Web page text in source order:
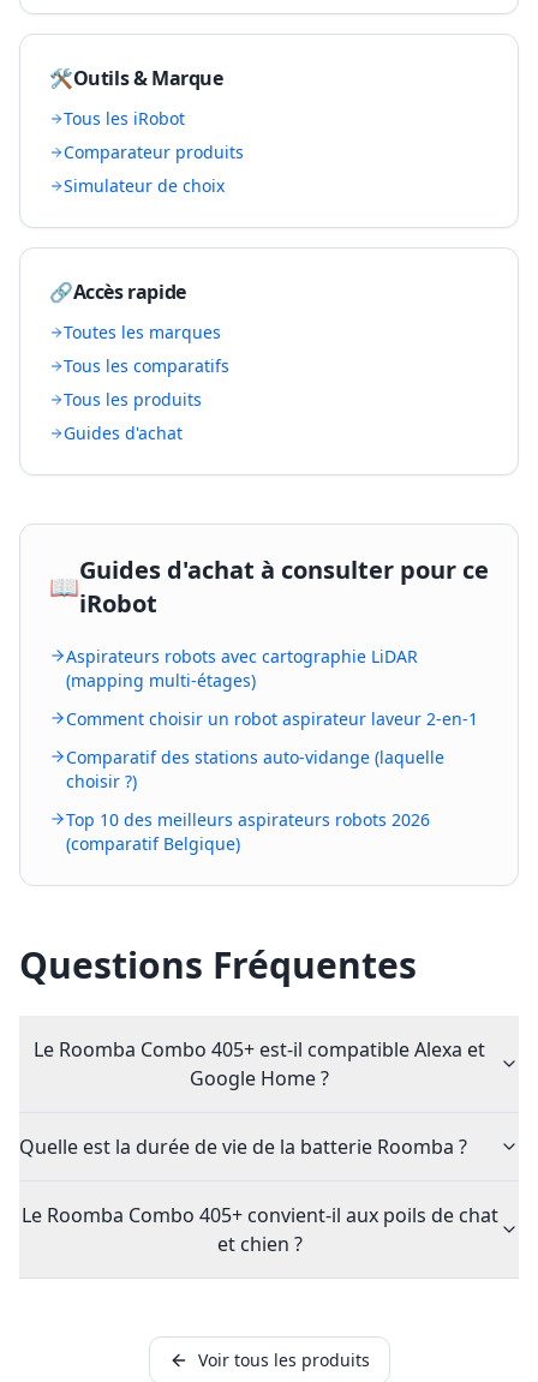
🛠️Outils & Marque
Tous les iRobot
Comparateur produits
Simulateur de choix
🔗Accès rapide
Toutes les marques
Tous les comparatifs
Tous les produits
Guides d'achat
📖
Guides d'achat à consulter pour ce
iRobot
Aspirateurs robots avec cartographie LiDAR
(mapping multi-étages)
Comment choisir un robot aspirateur laveur 2-en-1
Comparatif des stations auto-vidange (laquelle
choisir ?)
Top 10 des meilleurs aspirateurs robots 2026
(comparatif Belgique)
Questions Fréquentes
Le Roomba Combo 405+ est-il compatible Alexa et
Google Home ?
Quelle est la durée de vie de la batterie Roomba ?
Le Roomba Combo 405+ convient-il aux poils de chat
et chien ?
Voir tous les produits